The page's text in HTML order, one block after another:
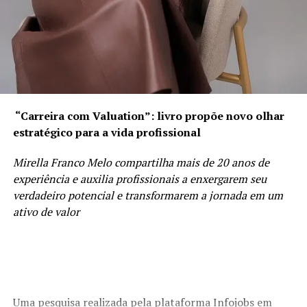
camarão e queijos, por exemplo. “O importante mesmo,
é demonstrar amor e carinho por nossas mães e celebrar
essa data especial em um momento gostoso em família”.
Crédito da foto da Carina: Weslei Costa
Rua 88, nº 402, Setor Sul.
Funcionamento:
Segunda-feira à sexta-feira: das 9h às 19h;
“Carreira com Valuation”: livro propõe novo olhar
estratégico para a vida profissional
Mirella Franco Melo compartilha mais de 20 anos de
experiência e auxilia profissionais a enxergarem seu
verdadeiro potencial e transformarem a jornada em um
ativo de valor
Uma pesquisa realizada pela plataforma Infojobs em